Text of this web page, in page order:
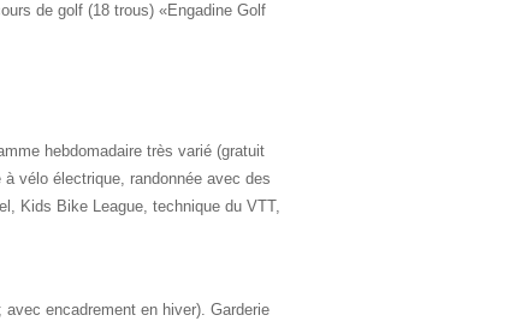
de golf (18 trous) «Engadine Golf
hebdomadaire très varié (gratuit
vélo électrique, randonnée avec des
Kids Bike League, technique du VTT,
encadrement en hiver). Garderie